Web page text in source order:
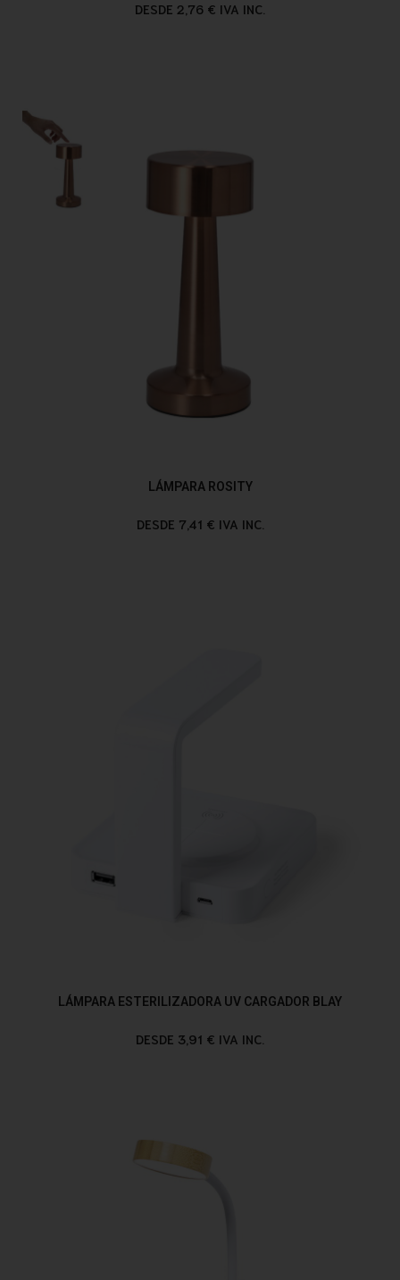
DESDE 2,76 € IVA INC.
LÁMPARA ROSITY
DESDE 7,41 € IVA INC.
LÁMPARA ESTERILIZADORA UV CARGADOR BLAY
DESDE 3,91 € IVA INC.